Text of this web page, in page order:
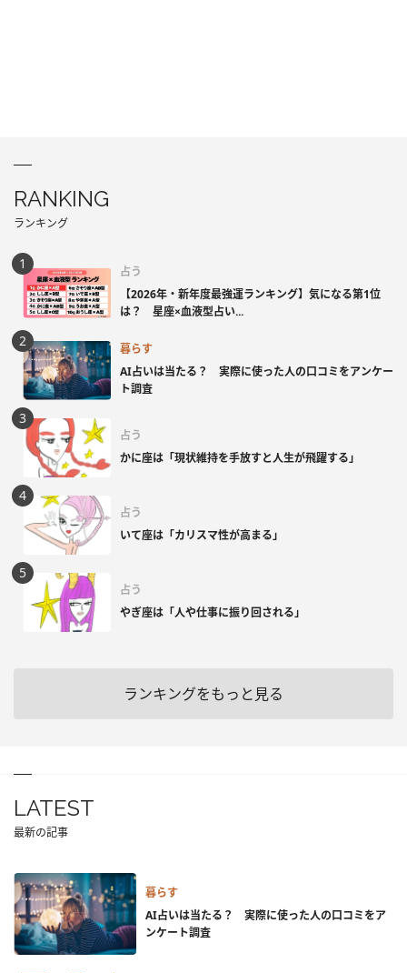
RANKING
ランキング
占う
【2026年・新年度最強運ランキング】気になる第1位
は？ 星座×血液型占い...
暮らす
AI占いは当たる？ 実際に使った人の口コミをアンケー
ト調査
占う
かに座は「現状維持を手放すと人生が飛躍する」
占う
いて座は「カリスマ性が高まる」
占う
やぎ座は「人や仕事に振り回される」
ランキングをもっと見る
LATEST
最新の記事
暮らす
AI占いは当たる？ 実際に使った人の口コミをア
ンケート調査